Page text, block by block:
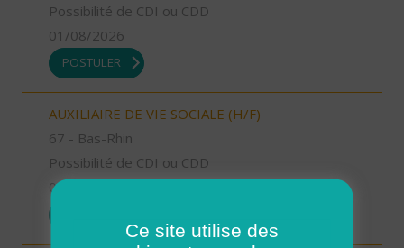
Possibilité de CDI ou CDD
01/08/2026
POSTULER
AUXILIAIRE DE VIE SOCIALE (H/F)
67 - Bas-Rhin
Possibilité de CDI ou CDD
01/08/2026
Ce site utilise des